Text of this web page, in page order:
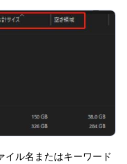
イル名またはキーワード